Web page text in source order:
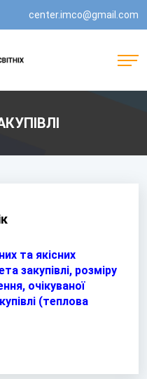
center.imco@gmail.com
та якісних
закупівлі, розміру
очікуваної
(теплова